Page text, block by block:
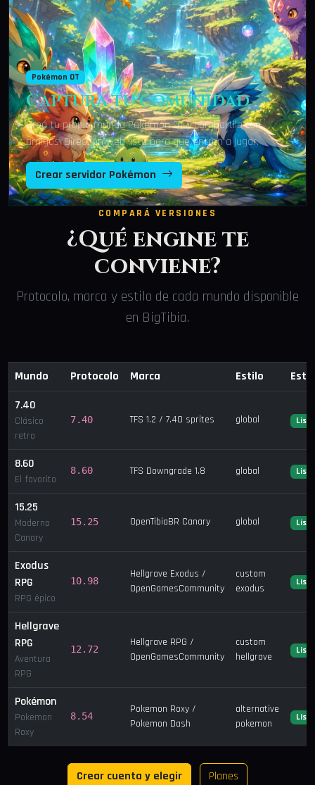
Pokémon OT
Capturá tu comunidad
Creá tu propio mundo Pokémon OT y compartilo con
amigos. Dirección web lista para que entren a jugar.
Crear servidor Pokémon
COMPARÁ VERSIONES
¿Qué engine te
conviene?
Protocolo, marca y estilo de cada mundo disponible
en BigTibia.
Mundo Protocolo Marca Estilo
7.40
Clásico
retro
7.40 TFS 1.2 / 7.40 sprites global Listo
8.60
El favorito
8.60 TFS Downgrade 1.8 global Listo
15.25
Moderno
Canary
15.25 OpenTibiaBR Canary global Listo
Exodus
RPG
RPG épico
10.98
Hellgrave Exodus /
OpenGamesCommunity
custom
exodus
Listo
Hellgrave
RPG
Aventura
RPG
12.72
Hellgrave RPG /
OpenGamesCommunity
custom
hellgrave
Listo
Pokémon
Pokemon
Roxy
8.54
Pokemon Roxy /
Pokemon Dash
alternative
pokemon
Listo
Crear cuenta y elegir Planes